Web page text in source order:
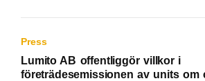
Press
Lumito AB offentliggör villkor i
företrädesemissionen av units om